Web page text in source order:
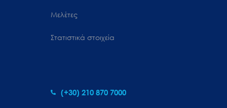
Μελέτες
Στατιστικά στοιχεία
(+30) 210 870 7000